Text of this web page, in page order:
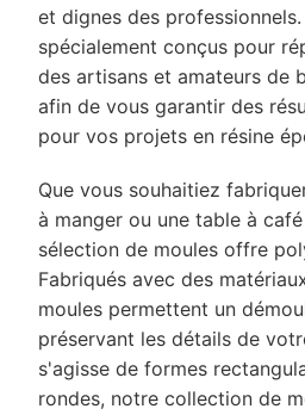
et dignes des
spécialement conçus pour
des artisans et amateurs de
afin de vous garantir des
pour vos projets en résine
Que vous souhaitiez
à manger ou une table à
sélection de moules offre
Fabriqués avec des
moules permettent un
préservant les détails de
s'agisse de formes
rondes, notre collection de